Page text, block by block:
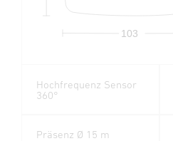
103
Hochfrequenz Sensor
360°
Präsenz Ø 15 m